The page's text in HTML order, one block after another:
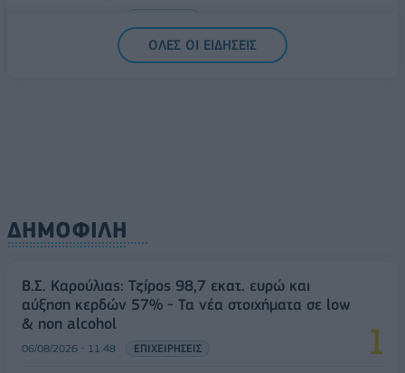
ΟΛΕΣ ΟΙ ΕΙΔΗΣΕΙΣ
ΔΗΜΟΦΙΛΗ
Β.Σ. Καρούλιας: Τζίρος 98,7 εκατ. ευρώ και
αύξηση κερδών 57% - Τα νέα στοιχήματα σε low
& non alcohol
06/08/2026 - 11:48 ΕΠΙΧΕΙΡΗΣΕΙΣ